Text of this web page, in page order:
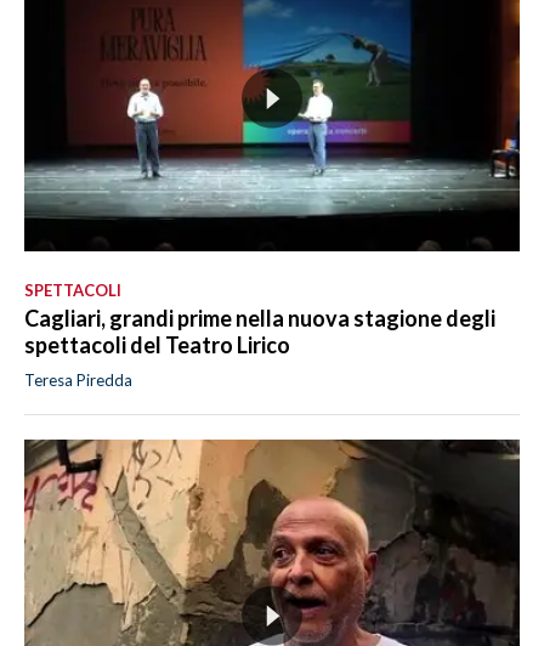
SPETTACOLI
Cagliari, grandi prime nella nuova stagione degli
spettacoli del Teatro Lirico
Teresa Piredda